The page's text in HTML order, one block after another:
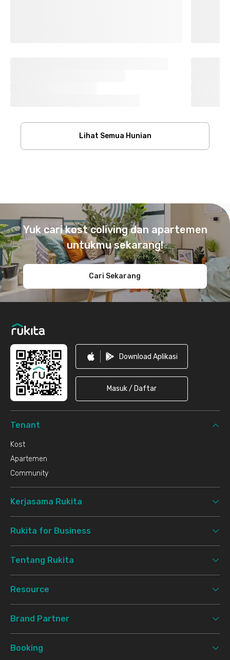
Lihat Semua Hunian
Yuk cari kost coliving dan apartemen
untukmu sekarang!
Cari Sekarang
Download Aplikasi
Masuk / Daftar
Tenant
Kost
Apartemen
Community
Kerjasama Rukita
Rukita for Business
Tentang Rukita
Resource
Brand Partner
Booking